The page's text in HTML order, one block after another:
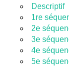
Descriptif
1re
2e
3e
4e
5e